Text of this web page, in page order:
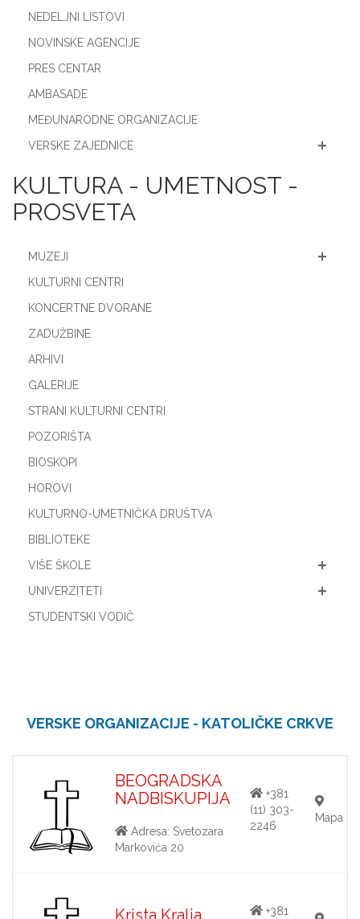
NEDELJNI LISTOVI
NOVINSKE AGENCIJE
PRES CENTAR
AMBASADE
MEĐUNARODNE ORGANIZACIJE
VERSKE ZAJEDNICE
KULTURA - UMETNOST -
PROSVETA
MUZEJI
KULTURNI CENTRI
KONCERTNE DVORANE
ZADUŽBINE
ARHIVI
GALERIJE
STRANI KULTURNI CENTRI
POZORIŠTA
BIOSKOPI
HOROVI
KULTURNO-UMETNIČKA DRUŠTVA
BIBLIOTEKE
VIŠE ŠKOLE
UNIVERZITETI
STUDENTSKI VODIČ
VERSKE ORGANIZACIJE - KATOLIČKE CRKVE
BEOGRADSKA
NADBISKUPIJA
Adresa: Svetozara
Markovića 20
+381
(11) 303-
2246
Mapa
Krista Kralja
+381